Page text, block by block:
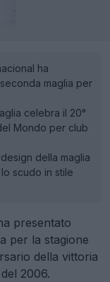
ha
maglia per
celebra il 20°
Mondo per club
della maglia
scudo in stile
presentato
per la stagione
della vittoria
2006.